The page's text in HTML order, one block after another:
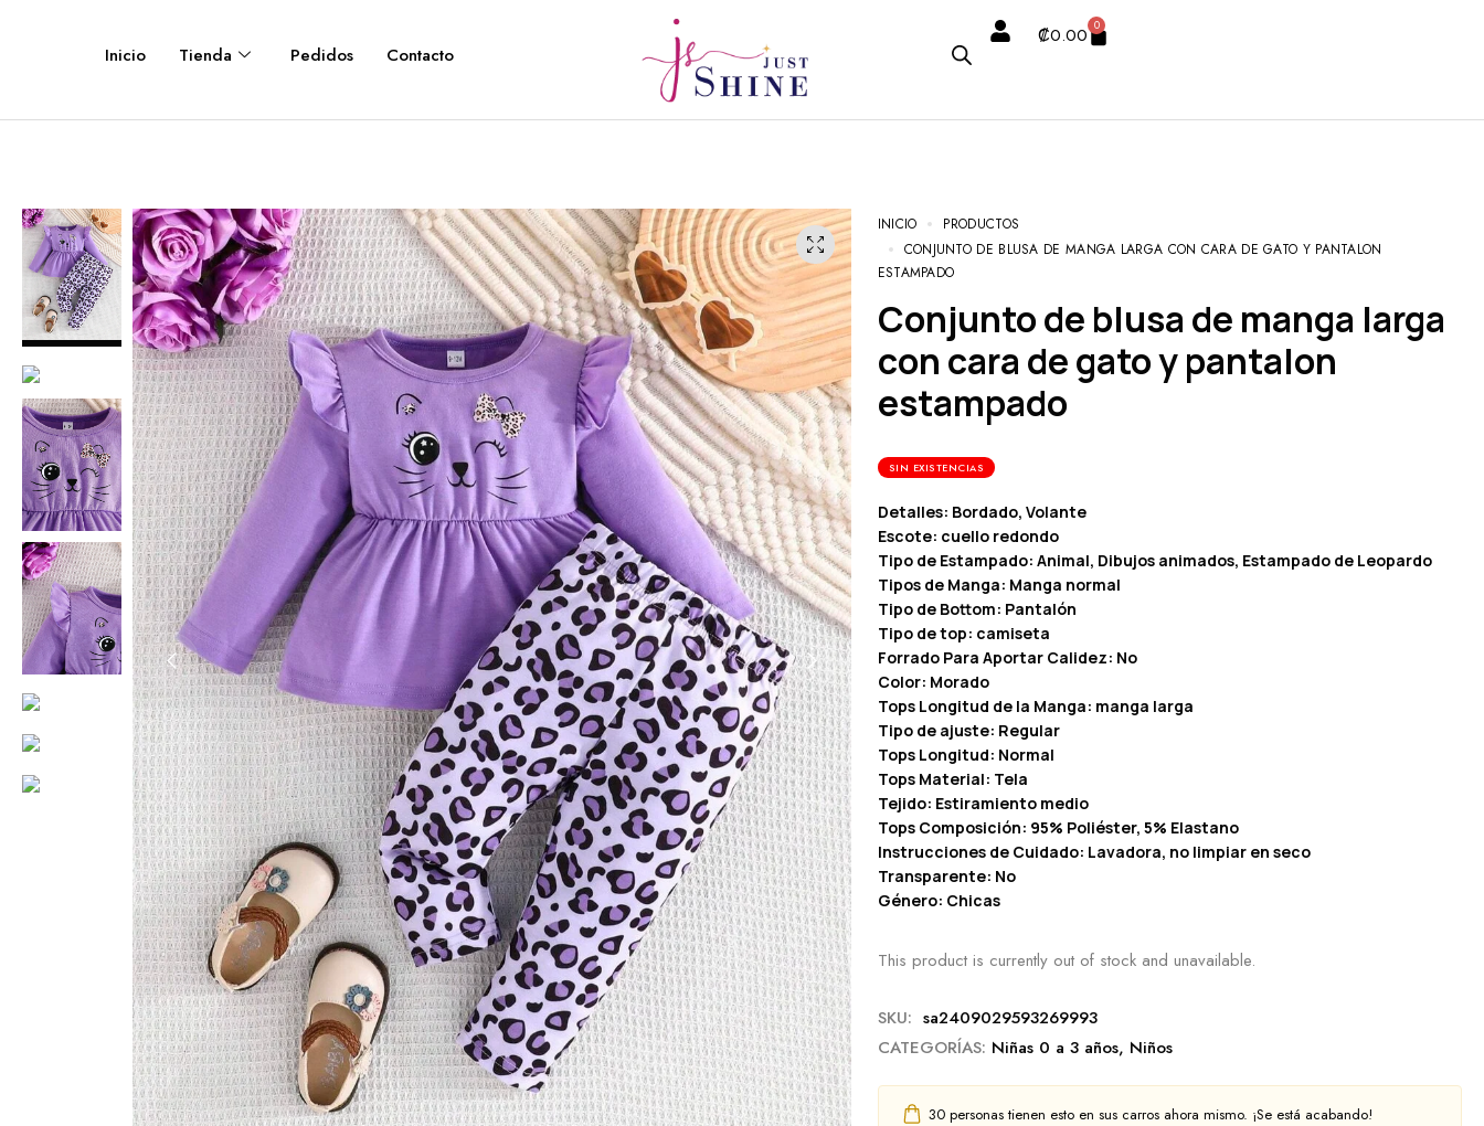
Inicio Tienda Pedidos Contacto
₡0.00 0
INICIO
PRODUCTOS
CONJUNTO DE BLUSA DE MANGA LARGA CON CARA DE GATO Y PANTALON
ESTAMPADO
Conjunto de blusa de manga larga
con cara de gato y pantalon
estampado
SIN EXISTENCIAS
Detalles: Bordado, Volante
Escote: cuello redondo
Tipo de Estampado: Animal, Dibujos animados, Estampado de Leopardo
Tipos de Manga: Manga normal
Tipo de Bottom: Pantalón
Tipo de top: camiseta
Forrado Para Aportar Calidez: No
Color: Morado
Tops Longitud de la Manga: manga larga
Tipo de ajuste: Regular
Tops Longitud: Normal
Tops Material: Tela
Tejido: Estiramiento medio
Tops Composición: 95% Poliéster, 5% Elastano
Instrucciones de Cuidado: Lavadora, no limpiar en seco
Transparente: No
Género: Chicas
This product is currently out of stock and unavailable.
SKU: sa2409029593269993
CATEGORÍAS: Niñas 0 a 3 años, Niños
30personas tienen esto en sus carros ahora mismo. ¡Se está acabando!